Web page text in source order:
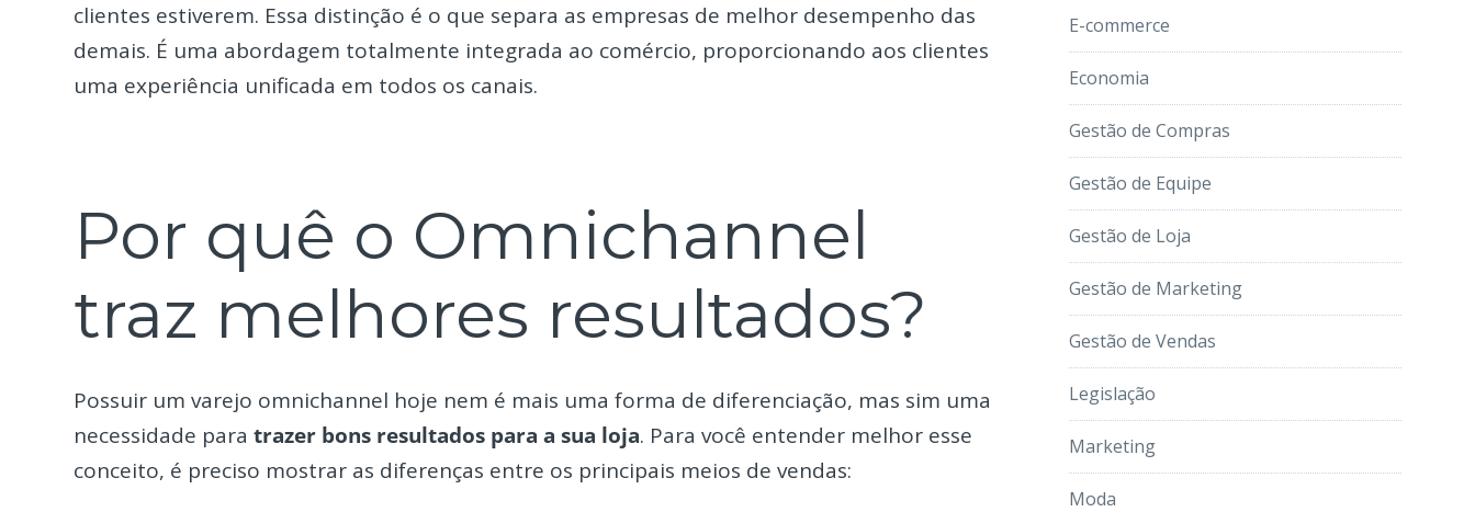
clientes estiverem. Essa distinção é o que separa as empresas de melhor desempenho das
demais. É uma abordagem totalmente integrada ao comércio, proporcionando aos clientes
uma experiência unificada em todos os canais.
Por quê o Omnichannel
traz melhores resultados?
Possuir um varejo omnichannel hoje nem é mais uma forma de diferenciação, mas sim uma
necessidade paratrazer bons resultados para a sua loja. Para você entender melhor esse
conceito, é preciso mostrar as diferenças entre os principais meios de vendas:
E-commerce
Economia
Gestão de Compras
Gestão de Equipe
Gestão de Loja
Gestão de Marketing
Gestão de Vendas
Legislação
Marketing
Moda